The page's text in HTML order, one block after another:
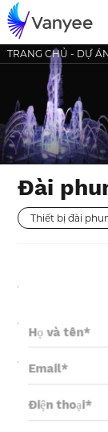
TRANG CHỦ - DỰ
Đài
Thiết bị đài
Đối với
kính nể.
trò rất
mô lớn
thức ứng
phun
lựa chọn